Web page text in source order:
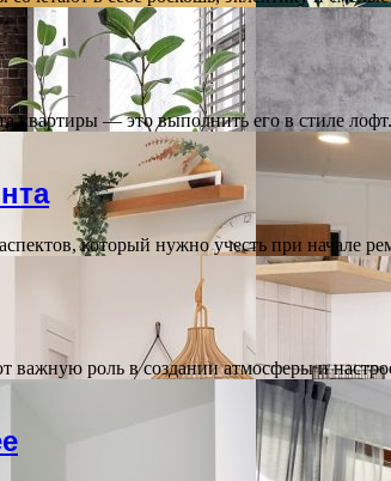
квартиры — это выполнить его в стиле
который нужно учесть при начале
важную роль в создании атмосферы и